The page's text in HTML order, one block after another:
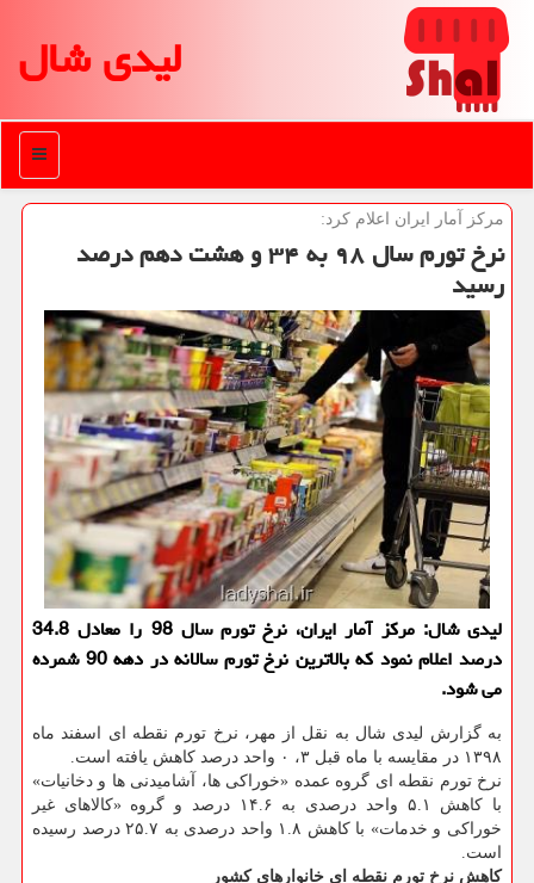
لیدی شال
منو
مركز آمار ایران اعلام كرد:
نرخ تورم سال ۹۸ به ۳۴ و هشت دهم درصد
رسید
لیدی شال: مركز آمار ایران، نرخ تورم سال 98 را معادل 34.8
درصد اعلام نمود كه بالاترین نرخ تورم سالانه در دهه 90 شمرده
می شود.
به گزارش لیدی شال به نقل از مهر، نرخ تورم نقطه ای اسفند ماه
۱۳۹۸ در مقایسه با ماه قبل ۳، ۰ واحد درصد كاهش یافته است.
نرخ تورم نقطه ای گروه عمده «خوراكی ها، آشامیدنی ها و دخانیات»
با كاهش ۵.۱ واحد درصدی به ۱۴.۶ درصد و گروه «كالاهای غیر
خوراكی و خدمات» با كاهش ۱.۸ واحد درصدی به ۲۵.۷ درصد رسیده
است.
كاهش نرخ تورم نقطه ای خانوارهای كشور